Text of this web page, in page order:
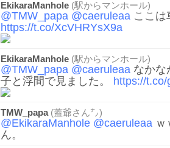
EkikaraManhole (駅からマンホール)
@TMW_papa @caeruleaa ここは
https://t.co/XcVHRYsX9a
EkikaraManhole (駅からマンホール)
@TMW_papa @caeruleaa なかな
子と浮間で見ました。 https://
TMW_papa(蓋爺さん㌨)
@EkikaraManhole @caeruleaa
ん。